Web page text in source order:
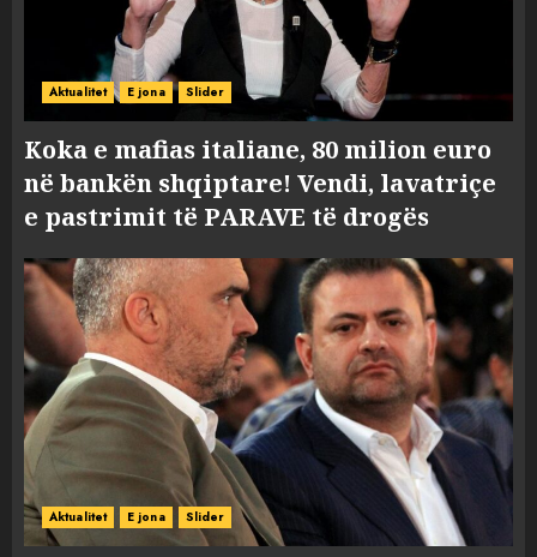
Aktualitet E jona Slider
Koka e mafias italiane, 80 milion euro
në bankën shqiptare! Vendi, lavatriçe
e pastrimit të PARAVE të drogës
Aktualitet E jona Slider